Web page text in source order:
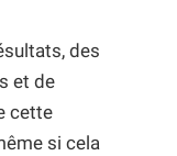
des
et de
cette
si cela